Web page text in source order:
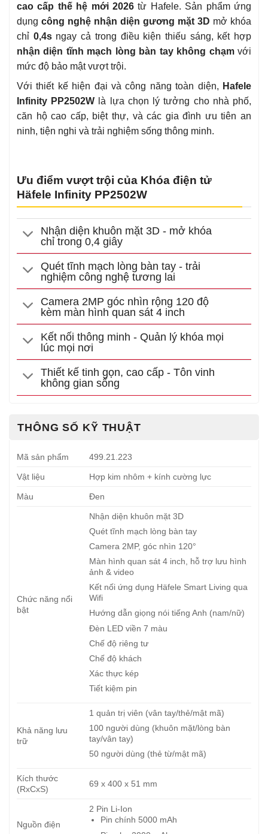
cao cấp thế hệ mới 2026 từ Hafele. Sản phẩm ứng
dụng công nghệ nhận diện gương mặt 3D mở khóa
chỉ 0,4sngay cả trong điều kiện thiếu sáng, kết hợp
nhận diện tĩnh mạch lòng bàn tay không chạmvới
mức độ bảo mật vượt trội.
Với thiết kế hiện đại và công năng toàn diện, Hafele
Infinity PP2502W là lựa chọn lý tưởng cho nhà phố,
căn hộ cao cấp, biệt thự, và các gia đình ưu tiên an
ninh, tiện nghi và trải nghiệm sống thông minh.
Ưu điểm vượt trội của Khóa điện tử
Häfele Infinity PP2502W
Nhận diện khuôn mặt 3D - mở khóa
chỉ trong 0,4 giây
Quét tĩnh mạch lòng bàn tay - trải
nghiệm công nghệ tương lai
Camera 2MP góc nhìn rộng 120 độ
kèm màn hình quan sát 4 inch
Kết nối thông minh - Quản lý khóa mọi
lúc mọi nơi
Thiết kế tinh gọn, cao cấp - Tôn vinh
không gian sống
THÔNG SỐ KỸ THUẬT
Mã sản phẩm 499.21.223
Vật liệu Hợp kim nhôm + kính cường lực
Màu Đen
Chức năng nổi
bật
Nhận diện khuôn mặt 3D
Quét tĩnh mạch lòng bàn tay
Camera 2MP, góc nhìn 120°
Màn hình quan sát 4 inch, hỗ trợ lưu hình
ảnh & video
Kết nối ứng dụng Häfele Smart Living qua
Wifi
Hướng dẫn giọng nói tiếng Anh (nam/nữ)
Đèn LED viền 7 màu
Chế độ riêng tư
Chế độ khách
Xác thực kép
Tiết kiệm pin
Khả năng lưu
trữ
1 quản trị viên (vân tay/thẻ/mật mã)
100 người dùng (khuôn mặt/lòng bàn
tay/vân tay)
50 người dùng (thẻ từ/mật mã)
Kích thước
(RxCxS)
69 x 400 x 51 mm
Nguồn điện
2 Pin Li-Ion
Pin chính 5000 mAh